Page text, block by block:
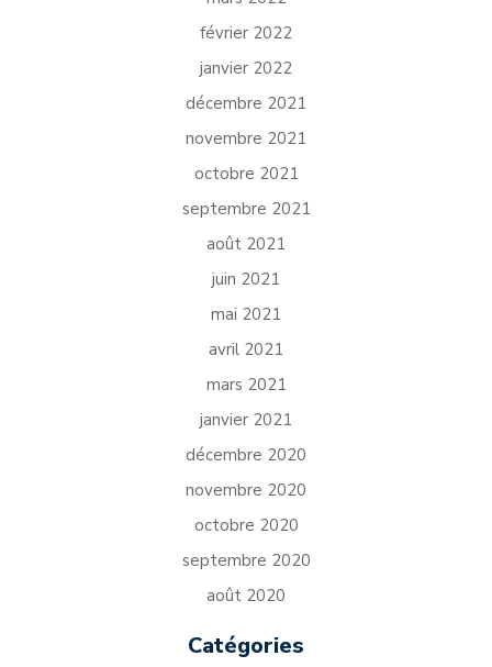
février 2022
janvier 2022
décembre 2021
novembre 2021
octobre 2021
septembre 2021
août 2021
juin 2021
mai 2021
avril 2021
mars 2021
janvier 2021
décembre 2020
novembre 2020
octobre 2020
septembre 2020
août 2020
Catégories